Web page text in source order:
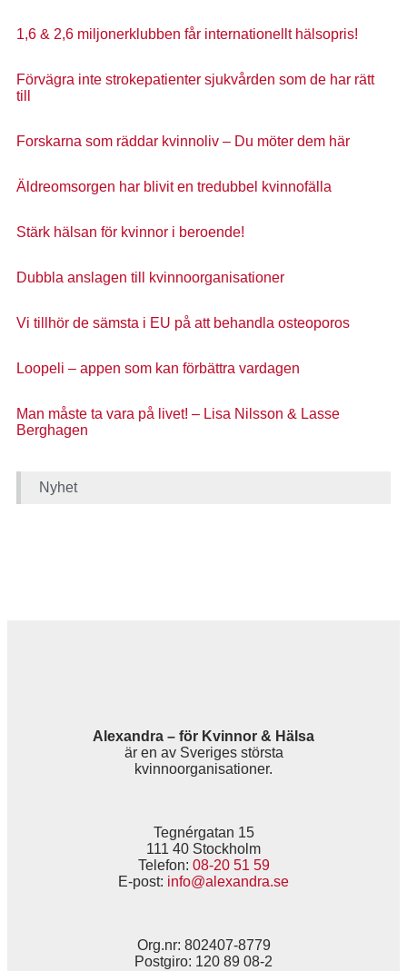
1,6 & 2,6 miljonerklubben får internationellt hälsopris!
Förvägra inte strokepatienter sjukvården som de har rätt
till
Forskarna som räddar kvinnoliv – Du möter dem här
Äldreomsorgen har blivit en tredubbel kvinnofälla
Stärk hälsan för kvinnor i beroende!
Dubbla anslagen till kvinnoorganisationer
Vi tillhör de sämsta i EU på att behandla osteoporos
Loopeli – appen som kan förbättra vardagen
Man måste ta vara på livet! – Lisa Nilsson & Lasse
Berghagen
Nyhet
Alexandra – för Kvinnor & Hälsa
är en av Sveriges största
kvinnoorganisationer.
Tegnérgatan 15
111 40 Stockholm
Telefon: 08-20 51 59
E-post: info@alexandra.se
Org.nr: 802407-8779
Postgiro: 120 89 08-2